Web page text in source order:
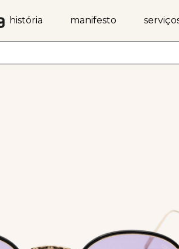
história manifesto